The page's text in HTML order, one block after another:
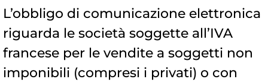
L’obbligo di comunicazione elettronica
riguarda le società soggette all’IVA
francese per le vendite a soggetti non
imponibili (compresi i privati) o con